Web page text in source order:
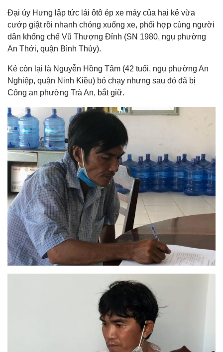
Đại úy Hưng lập tức lái ôtô ép xe máy của hai kẻ vừa
cướp giật rồi nhanh chóng xuống xe, phối hợp cùng người
dân khống chế Vũ Thượng Đỉnh (SN 1980, ngụ phường
An Thới, quận Bình Thủy).
Kẻ còn lại là Nguyễn Hồng Tâm (42 tuổi, ngụ phường An
Nghiệp, quận Ninh Kiều) bỏ chạy nhưng sau đó đã bị
Công an phường Trà An, bắt giữ.